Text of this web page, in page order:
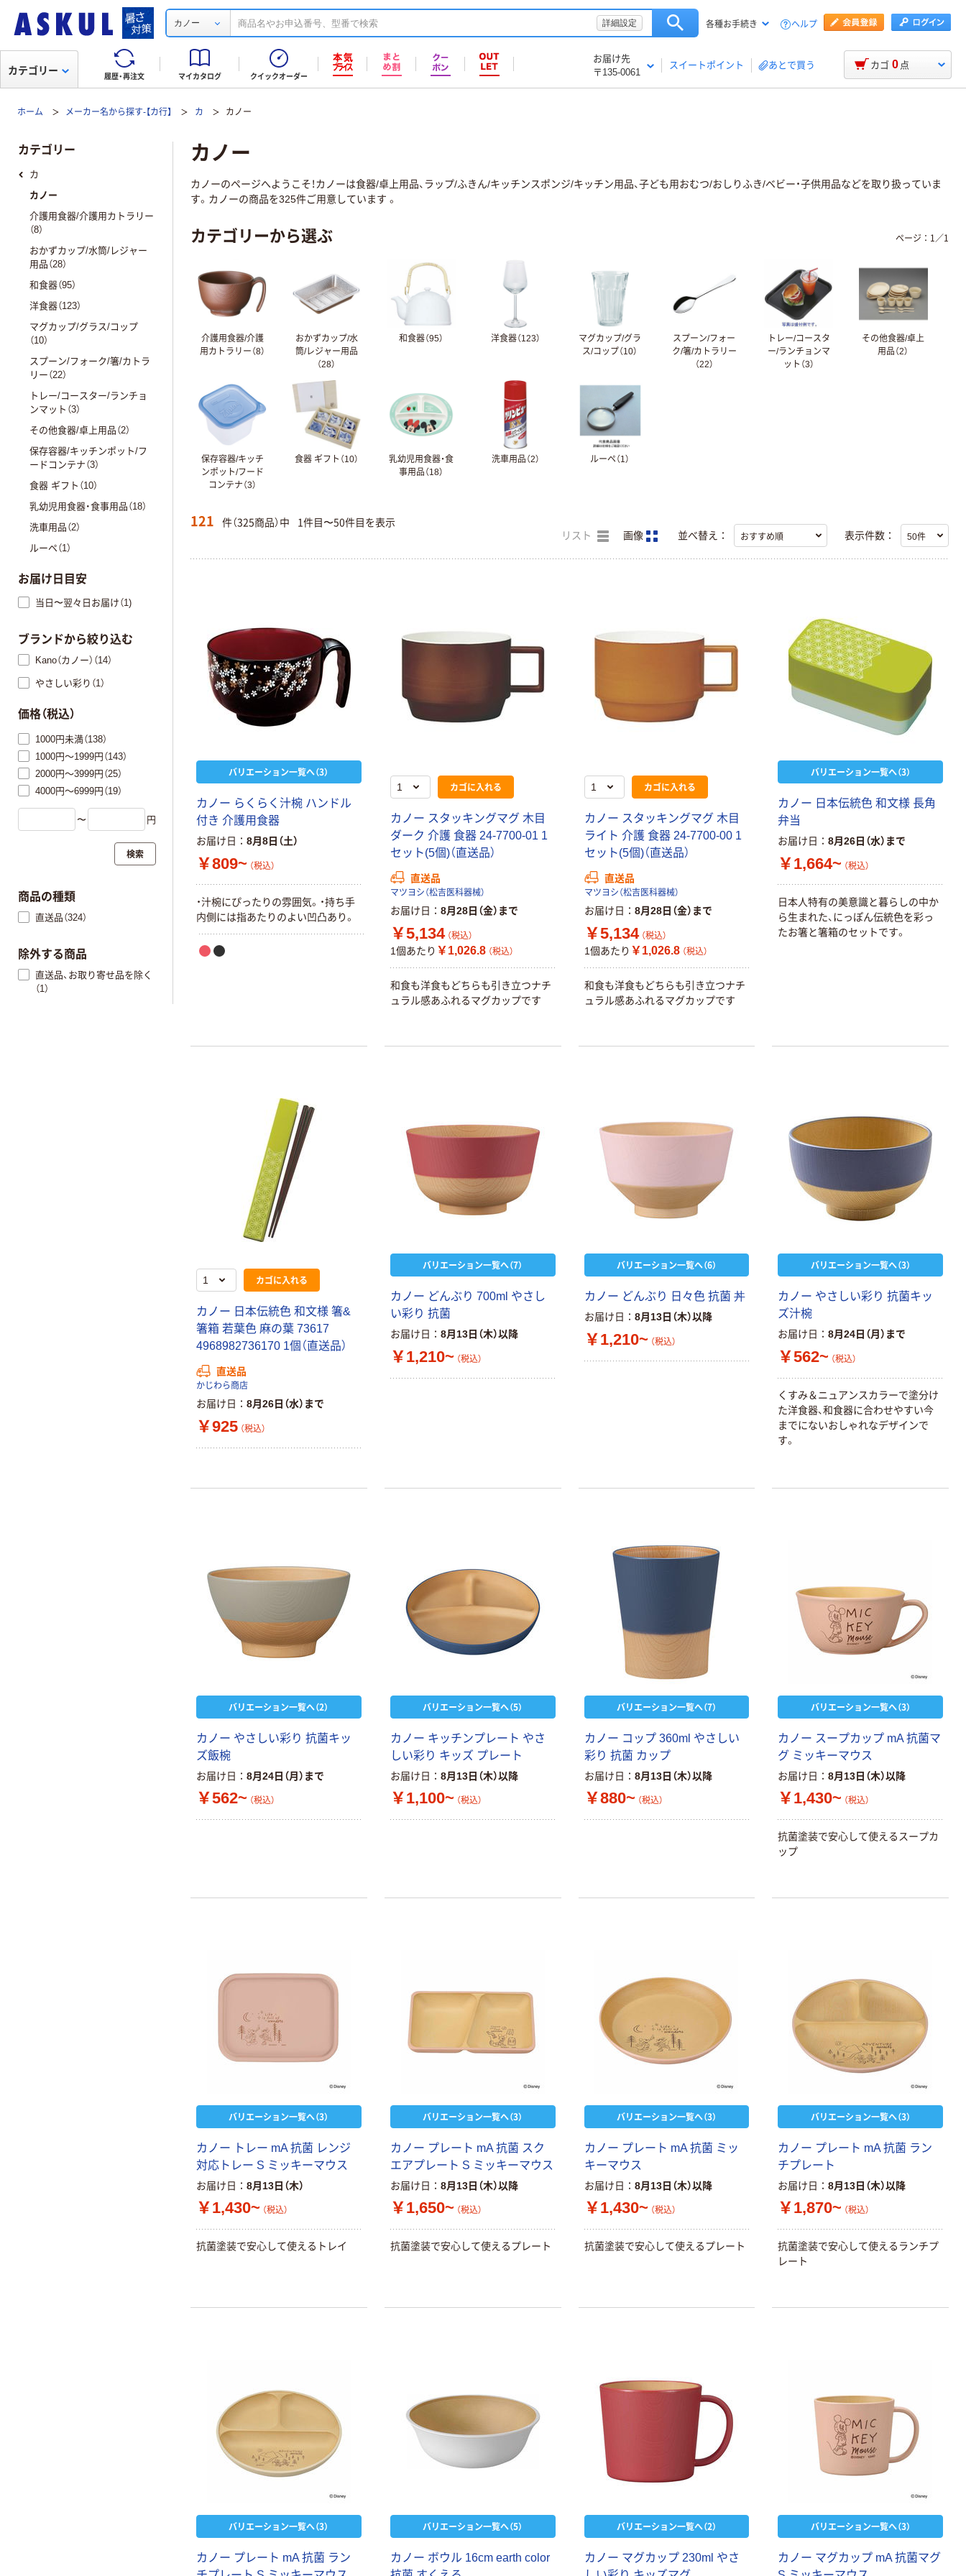
カノー 詳細設定 各種お手続き ヘルプ
履歴・再注文 マイカタログ クイックオーダー
お届け先
〒135-0061
スイートポイント あとで買う
カテゴリー カゴ 0 点
ホーム メーカー名から探す-【カ行】 カ カノー
カノー
カノーのページへようこそ！カノーは食器/卓上用品、ラップ/ふきん/キッチンスポンジ/キッチン用品、子ども用おむつ/おしりふき/ベビー・子供用品などを取り扱っていま
す。カノーの商品を325件ご用意しています 。
カテゴリーから選ぶ
介護用食器/介護
用カトラリー（8）
おかずカップ/水
筒/レジャー用品
（28）
和食器（95） 洋食器（123）
マグカップ/グラ
ス/コップ（10）
スプーン/フォー
ク/箸/カトラリー
（22）
トレー/コースタ
ー/ランチョンマ
ット（3）
その他食器/卓上
用品（2）
保存容器/キッチ
ンポット/フード
コンテナ（3）
食器 ギフト（10）
乳幼児用食器・食
事用品（18）
洗車用品（2） ルーペ（1）
ページ： 1 ／1
121 件（325商品）中 1件目〜50件目を表示
リスト 画像 並べ替え： 表示件数：
バリエーション一覧へ（3）
カノー らくらく汁椀 ハンドル
付き 介護用食器
お届け日 8月8日（土）
￥809~ （税込）
・汁椀にぴったりの雰囲気。・持ち手
内側には指あたりのよい凹凸あり。
カゴに入れる
カノー スタッキングマグ 木目
ダーク 介護 食器 24-7700-01 1
セット(5個)（直送品）
直送品
マツヨシ（松吉医科器械）
お届け日 8月28日（金）まで
￥5,134 （税込）
1個あたり ￥1,026.8 （税込）
和食も洋食もどちらも引き立つナチ
ュラル感あふれるマグカップです
カゴに入れる
カノー スタッキングマグ 木目
ライト 介護 食器 24-7700-00 1
セット(5個)（直送品）
直送品
マツヨシ（松吉医科器械）
お届け日 8月28日（金）まで
￥5,134 （税込）
1個あたり ￥1,026.8 （税込）
和食も洋食もどちらも引き立つナチ
ュラル感あふれるマグカップです
バリエーション一覧へ（3）
カノー 日本伝統色 和文様 長角
弁当
お届け日 8月26日（水）まで
￥1,664~ （税込）
日本人特有の美意識と暮らしの中か
ら生まれた、にっぽん伝統色を彩っ
たお箸と箸箱のセットです。
カゴに入れる
カノー 日本伝統色 和文様 箸&
箸箱 若葉色 麻の葉 73617
4968982736170 1個（直送品）
直送品
かじわら商店
お届け日 8月26日（水）まで
￥925 （税込）
バリエーション一覧へ（7）
カノー どんぶり 700ml やさし
い彩り 抗菌
お届け日 8月13日（木）以降
￥1,210~ （税込）
バリエーション一覧へ（6）
カノー どんぶり 日々色 抗菌 丼
お届け日 8月13日（木）以降
￥1,210~ （税込）
バリエーション一覧へ（3）
カノー やさしい彩り 抗菌キッ
ズ汁椀
お届け日 8月24日（月）まで
￥562~ （税込）
くすみ＆ニュアンスカラーで塗分け
た洋食器、和食器に合わせやすい今
までにないおしゃれなデザインで
す。
バリエーション一覧へ（2）
カノー やさしい彩り 抗菌キッ
ズ飯椀
お届け日 8月24日（月）まで
￥562~ （税込）
バリエーション一覧へ（5）
カノー キッチンプレート やさ
しい彩り キッズ プレート
お届け日 8月13日（木）以降
￥1,100~ （税込）
バリエーション一覧へ（7）
カノー コップ 360ml やさしい
彩り 抗菌 カップ
お届け日 8月13日（木）以降
￥880~ （税込）
バリエーション一覧へ（3）
カノー スープカップ mA 抗菌マ
グ ミッキーマウス
お届け日 8月13日（木）以降
￥1,430~ （税込）
抗菌塗装で安心して使えるスープカ
ップ
バリエーション一覧へ（3）
カノー トレー mA 抗菌 レンジ
対応トレー S ミッキーマウス
お届け日 8月13日（木）
￥1,430~ （税込）
抗菌塗装で安心して使えるトレイ
バリエーション一覧へ（3）
カノー プレート mA 抗菌 スク
エアプレート S ミッキーマウス
お届け日 8月13日（木）以降
￥1,650~ （税込）
抗菌塗装で安心して使えるプレート
バリエーション一覧へ（3）
カノー プレート mA 抗菌 ミッ
キーマウス
お届け日 8月13日（木）以降
￥1,430~ （税込）
抗菌塗装で安心して使えるプレート
バリエーション一覧へ（3）
カノー プレート mA 抗菌 ラン
チプレート
お届け日 8月13日（木）以降
￥1,870~ （税込）
抗菌塗装で安心して使えるランチプ
レート
バリエーション一覧へ（3）
カノー プレート mA 抗菌 ラン
バリエーション一覧へ（5）
カノー ボウル 16cm earth color
バリエーション一覧へ（2）
カノー マグカップ 230ml やさ
バリエーション一覧へ（3）
カノー マグカップ mA 抗菌マグ
カテゴリー
カ
カノー
介護用食器/介護用カトラリー
（8）
おかずカップ/水筒/レジャー
用品（28）
和食器（95）
洋食器（123）
マグカップ/グラス/コップ
（10）
スプーン/フォーク/箸/カトラ
リー（22）
トレー/コースター/ランチョ
ンマット（3）
その他食器/卓上用品（2）
保存容器/キッチンポット/フ
ードコンテナ（3）
食器 ギフト（10）
乳幼児用食器・食事用品（18）
洗車用品（2）
ルーペ（1）
お届け日目安
当日〜翌々日お届け（1)
ブランドから絞り込む
Kano（カノー）（14）
やさしい彩り（1）
価格（税込）
1000円未満（138）
1000円～1999円（143）
2000円～3999円（25）
4000円～6999円（19）
〜 円
検索
商品の種類
直送品（324）
除外する商品
直送品、お取り寄せ品を除く
（1）